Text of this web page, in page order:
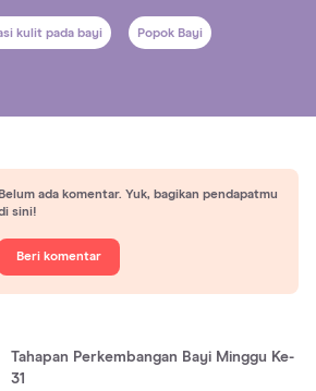
kulit pada bayi Popok Bayi
Belum ada komentar. Yuk, bagikan pendapatmu
sini!
Beri komentar
Tahapan Perkembangan Bayi Minggu Ke-
31